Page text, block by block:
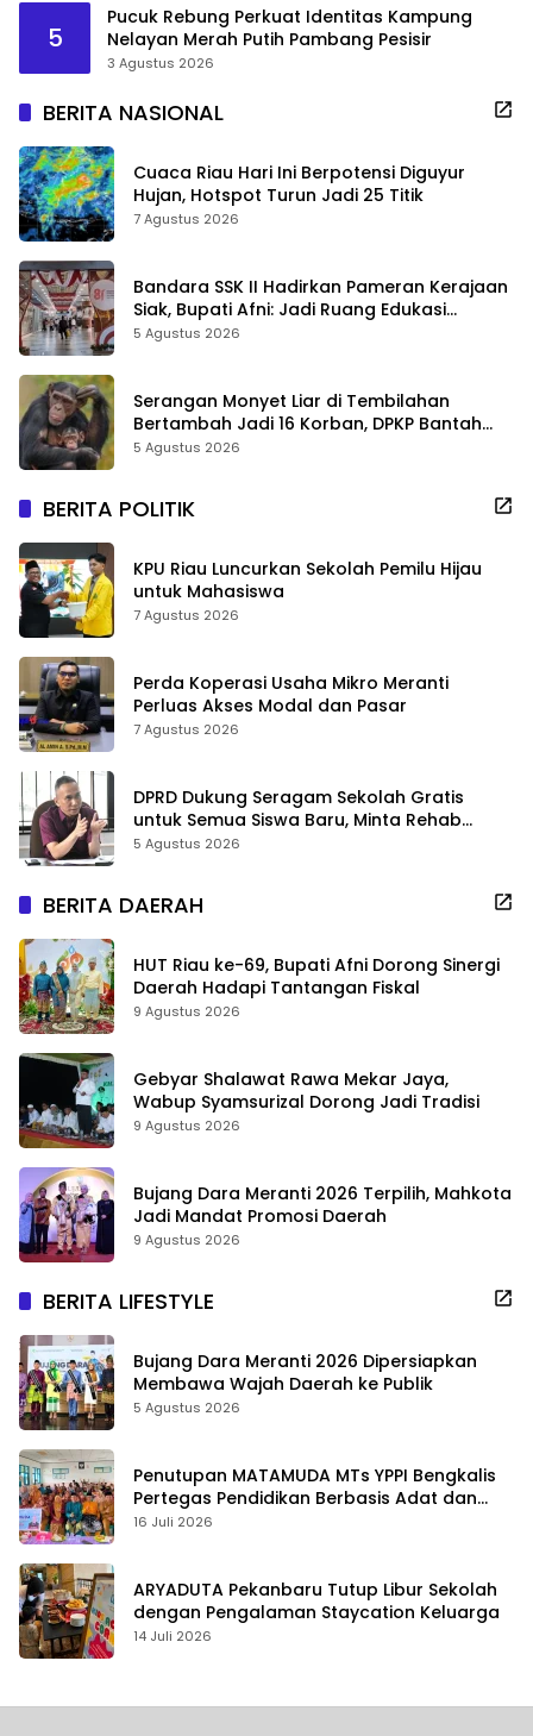
5
Pucuk Rebung Perkuat Identitas Kampung
Nelayan Merah Putih Pambang Pesisir
3 Agustus 2026
BERITA NASIONAL
Cuaca Riau Hari Ini Berpotensi Diguyur
Hujan, Hotspot Turun Jadi 25 Titik
7 Agustus 2026
Bandara SSK II Hadirkan Pameran Kerajaan
Siak, Bupati Afni: Jadi Ruang Edukasi
Sejarah Riau
5 Agustus 2026
Serangan Monyet Liar di Tembilahan
Bertambah Jadi 16 Korban, DPKP Bantah
Video Gerombolan Viral
5 Agustus 2026
BERITA POLITIK
KPU Riau Luncurkan Sekolah Pemilu Hijau
untuk Mahasiswa
7 Agustus 2026
Perda Koperasi Usaha Mikro Meranti
Perluas Akses Modal dan Pasar
7 Agustus 2026
DPRD Dukung Seragam Sekolah Gratis
untuk Semua Siswa Baru, Minta Rehab
Sekolah Jangan Dikurangi
5 Agustus 2026
BERITA DAERAH
HUT Riau ke-69, Bupati Afni Dorong Sinergi
Daerah Hadapi Tantangan Fiskal
9 Agustus 2026
Gebyar Shalawat Rawa Mekar Jaya,
Wabup Syamsurizal Dorong Jadi Tradisi
9 Agustus 2026
Bujang Dara Meranti 2026 Terpilih, Mahkota
Jadi Mandat Promosi Daerah
9 Agustus 2026
BERITA LIFESTYLE
Bujang Dara Meranti 2026 Dipersiapkan
Membawa Wajah Daerah ke Publik
5 Agustus 2026
Penutupan MATAMUDA MTs YPPI Bengkalis
Pertegas Pendidikan Berbasis Adat dan
Karakter
16 Juli 2026
ARYADUTA Pekanbaru Tutup Libur Sekolah
dengan Pengalaman Staycation Keluarga
14 Juli 2026